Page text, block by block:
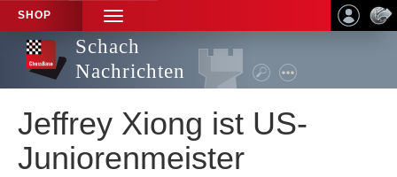
SHOP
TOGGLE
NAVIGATION
Schach
Nachrichten
Jeffrey Xiong ist US-
Juniorenmeister